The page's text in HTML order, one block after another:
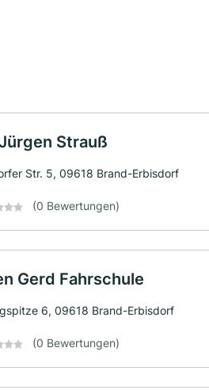
Strauß
Str. 5, 09618 Brand-Erbisdorf
(0 Bewertungen)
Gerd Fahrschule
6, 09618 Brand-Erbisdorf
(0 Bewertungen)